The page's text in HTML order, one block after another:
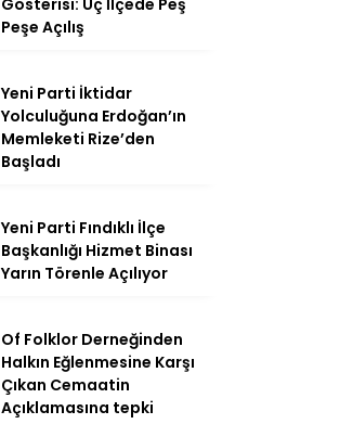
Gösterisi: Üç İlçede Peş
Peşe Açılış
Yeni Parti İktidar
Yolculuğuna Erdoğan’ın
Memleketi Rize’den
Başladı
Yeni Parti Fındıklı İlçe
Başkanlığı Hizmet Binası
Yarın Törenle Açılıyor
Of Folklor Derneğinden
Halkın Eğlenmesine Karşı
Çıkan Cemaatin
Açıklamasına tepki